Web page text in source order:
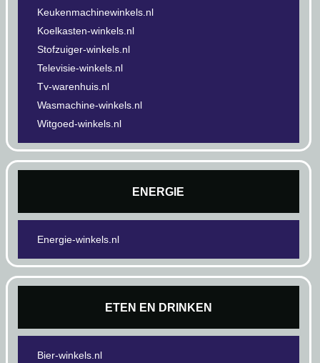
Keukenmachinewinkels.nl
Koelkasten-winkels.nl
Stofzuiger-winkels.nl
Televisie-winkels.nl
Tv-warenhuis.nl
Wasmachine-winkels.nl
Witgoed-winkels.nl
ENERGIE
Energie-winkels.nl
ETEN EN DRINKEN
Bier-winkels.nl